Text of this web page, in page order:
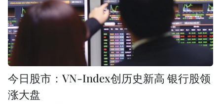
今日股市：VN-Index创历史新高 银行股领
涨大盘